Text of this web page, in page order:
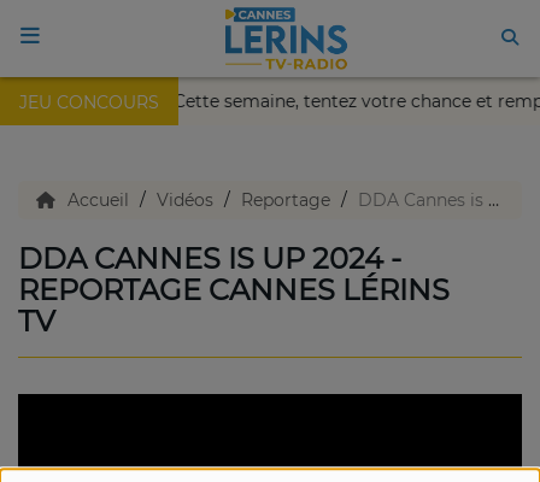
JEU CONCOURS
de Nice ! Cette semaine, tentez votre chance et
TV en direct
Replay TV
Accueil Vidéos Reportage DDA Cannes is up 2024 - Reportage Cannes Lérins TV
DDA CANNES IS UP 2024 -
REPORTAGE CANNES LÉRINS
TV